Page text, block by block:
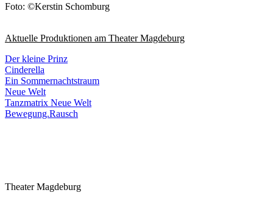
Foto: ©Kerstin Schomburg
Aktuelle Produktionen am Theater Magdeburg
Der kleine Prinz
Cinderella
Ein Sommernachtstraum
Neue Welt
Tanzmatrix Neue Welt
Bewegung.Rausch
Theater Magdeburg